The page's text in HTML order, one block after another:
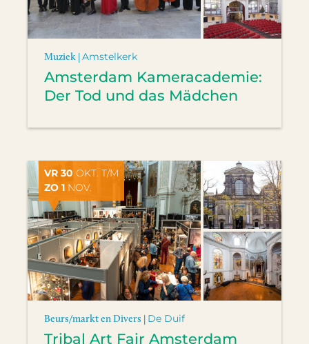
Muziek |Amstelkerk
Amsterdam Kameracademie:
Der Tod und das Mädchen
VR 30 OKT. T/M
ZO 1 NOV.
Beurs/markt en Divers | De Duif
Tribal Art Fair Amsterdam